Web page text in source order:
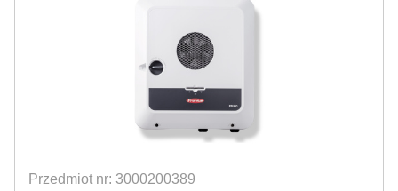
Przedmiot nr: 3000200389